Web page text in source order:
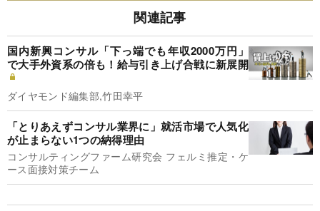
関連記事
国内新興コンサル「下っ端でも年収2000万円」
で大手外資系の倍も！給与引き上げ合戦に新展開
ダイヤモンド編集部,竹田幸平
「とりあえずコンサル業界に」就活市場で人気化
が止まらない1つの納得理由
コンサルティングファーム研究会 フェルミ推定・ケ
ース面接対策チーム